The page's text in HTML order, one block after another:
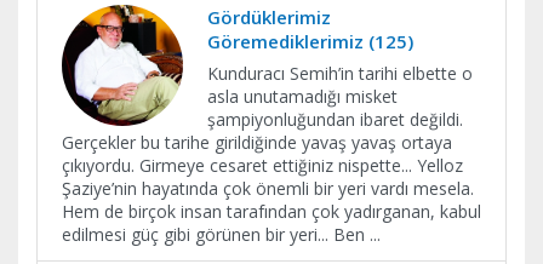
Gördüklerimiz
Göremediklerimiz (125)
Kunduracı Semih’in tarihi elbette o
asla unutamadığı misket
şampiyonluğundan ibaret değildi.
Gerçekler bu tarihe girildiğinde yavaş yavaş ortaya
çıkıyordu. Girmeye cesaret ettiğiniz nispette... Yelloz
Şaziye’nin hayatında çok önemli bir yeri vardı mesela.
Hem de birçok insan tarafından çok yadırganan, kabul
edilmesi güç gibi görünen bir yeri... Ben ...